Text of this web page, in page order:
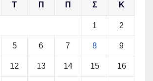
Τ Π Π Σ Κ
1 2
5 6 7 8 9
12 13 14 15 16